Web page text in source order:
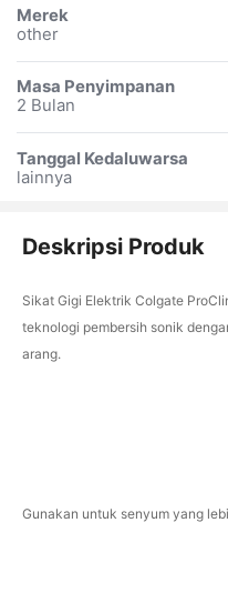
Merek
other
Masa Penyimpanan
2 Bulan
Tanggal Kedaluwarsa
lainnya
Deskripsi Produk
Sikat Gigi Elektrik Colgate
teknologi pembersih sonik
arang.
Gunakan untuk senyum yang